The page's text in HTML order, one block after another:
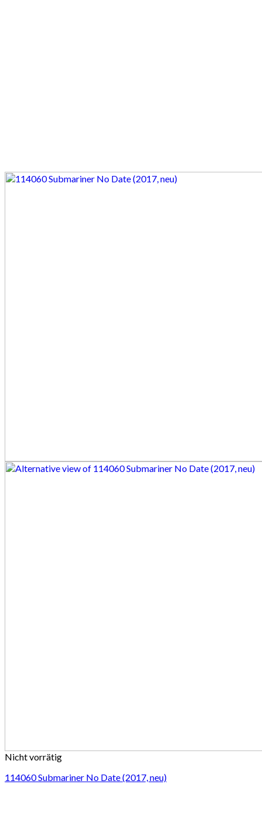
Nicht vorrätig
114060 Submariner No Date (2017, neu)